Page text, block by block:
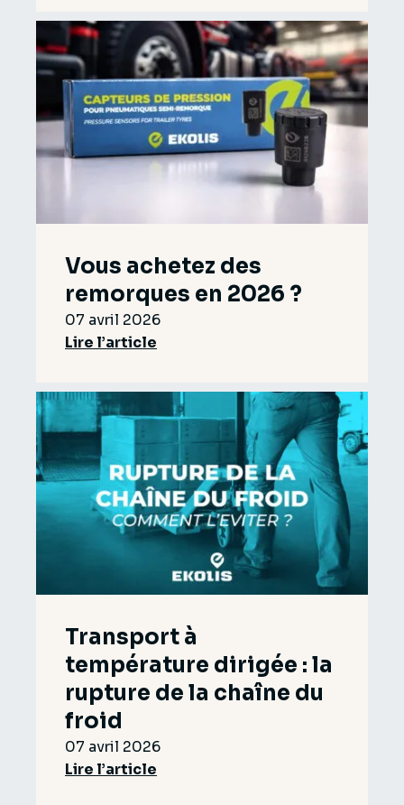
Vous achetez des
remorques en 2026 ?
07 avril 2026
Lire l’article
Transport à
température dirigée : la
rupture de la chaîne du
froid
07 avril 2026
Lire l’article